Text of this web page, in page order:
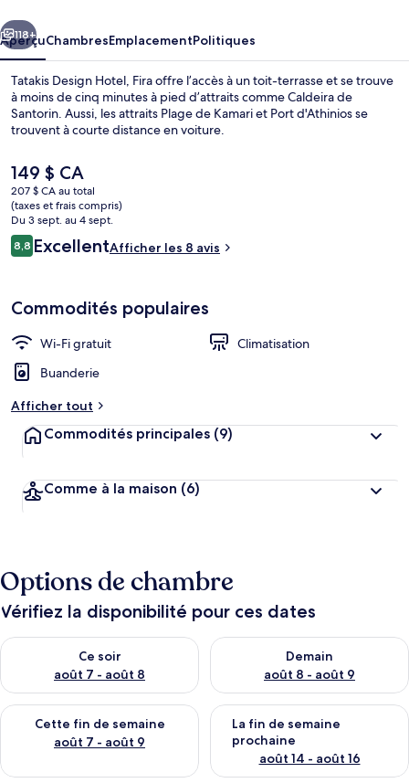
Fira
Suivant
118+
AperçuChambresEmplacementPolitiques
Tatakis Design Hotel, Fira offre l’accès à un toit-terrasse et se trouve
à moins de cinq minutes à pied d’attraits comme Caldeira de
Santorin. Aussi, les attraits Plage de Kamari et Port d'Athinios se
trouvent à courte distance en voiture.
Le
prix
actuel
est
de 149 $ CA
149 $ CA
207 $ CA au total
(taxes et frais compris)
Du 3 sept. au 4 sept.
Avis
8,88,8 sur 10 –
ExcellentAfficher les 8 avis
Commodités populaires
Wi-Fi gratuit
Climatisation
Buanderie
Afficher tout
Commodités principales (9)
Comme à la maison (6)
Options de chambre
Vérifiez la disponibilité pour ces dates
Ce soir
août 7 - août 8
Vérifier la disponibilité pour ce soir août 7 - août 8
Demain
août 8 - août 9
Vérifier la disponibilité pour
Cette fin de semaine
août 7 - août 9
Vérifier la disponibilité pour cette fin de semaine août 7 -
La fin de semaine
prochaine
août 14 - août 16
Vérifier la disponibilité pour